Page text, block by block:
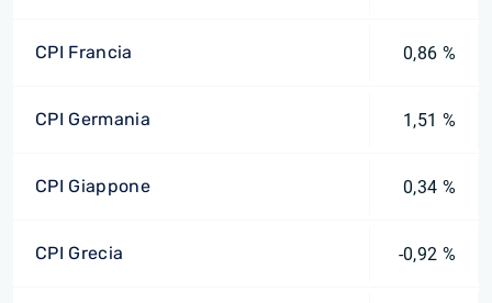
CPI Francia 0,86 %
CPI Germania 1,51 %
CPI Giappone 0,34 %
CPI Grecia -0,92 %